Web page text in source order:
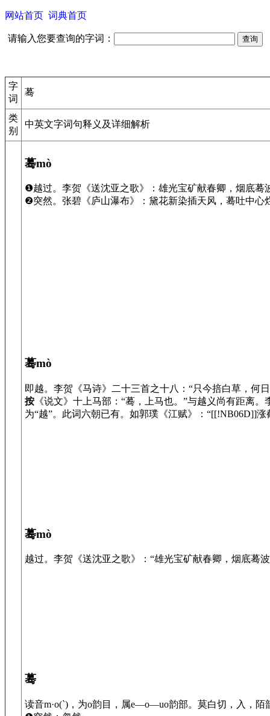
网站首页 词典首页
请输入您要查询的字词：
字
词
蓦
类
别
中英文字词句释义及详细解析
蓦mò
❶越过。李贺《送沈亚之歌》：雄光宝矿献春卿，烟底
❷突然。张碧《庐山瀑布》：黛花新染插天风，蓦吐中
蓦mò
即越。李贺《马诗》二十三首之十八：“只今掊白草，何
按 《说文》十上马部：“蓦，上马也。”与越义尚有距离
为“越”。此词六朝已有。如郭璞《江赋》：“[[!NB06D]]
蓦mò
越过。李贺《送沈亚之歌》：“雄光宝矿献春卿，烟底蓦
蓦
读音m·o(ˋ)，为o韵目，属e—o—uo韵部。莫白切，入，陌